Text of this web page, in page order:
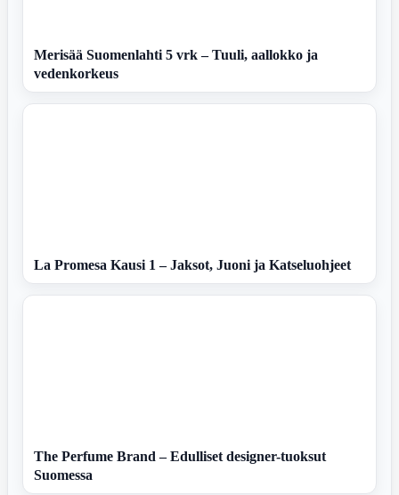
Merisää Suomenlahti 5 vrk – Tuuli, aallokko ja
vedenkorkeus
La Promesa Kausi 1 – Jaksot, Juoni ja Katseluohjeet
The Perfume Brand – Edulliset designer-tuoksut
Suomessa